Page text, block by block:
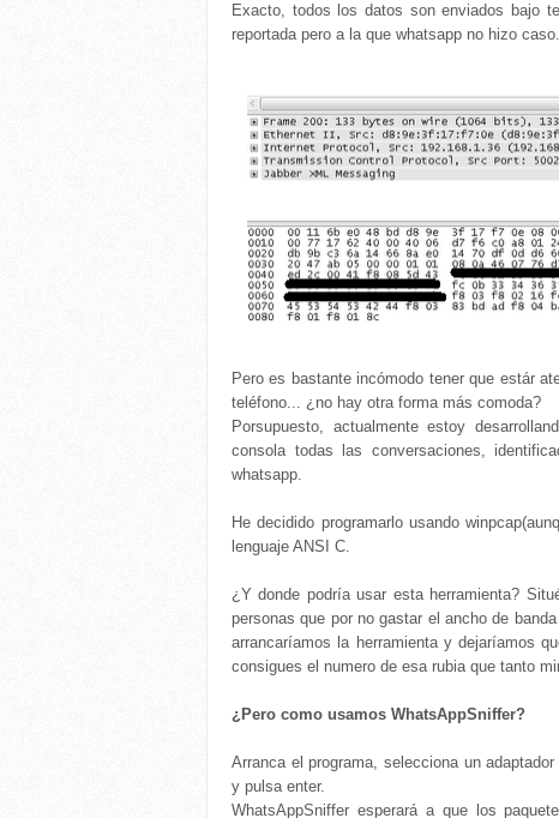
Exacto, todos los datos son enviados bajo
reportada pero a la que whatsapp no hizo caso.
Pero es bastante incómodo tener que estár
teléfono... ¿no hay otra forma más comoda?
Porsupuesto, actualmente estoy
consola todas las conversaciones,
whatsapp.
He decidido programarlo usando
lenguaje ANSI C.
¿Y donde podría usar esta herramienta?
personas que por no gastar el ancho de
arrancaríamos la herramienta y dejaríamos
consigues el numero de esa rubia que tanto
¿Pero como usamos WhatsAppSniffer?
Arranca el programa, selecciona un
y pulsa enter.
WhatsAppSniffer esperará a que los